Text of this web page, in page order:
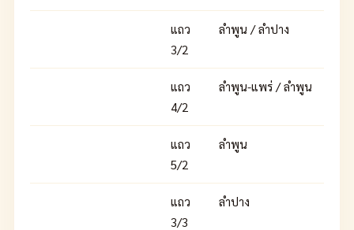
แถว
3/2
ลำพูน / ลำปาง
แถว
4/2
ลำพูน-แพร่ / ลำพูน
แถว
5/2
ลำพูน
แถว
3/3
ลำปาง